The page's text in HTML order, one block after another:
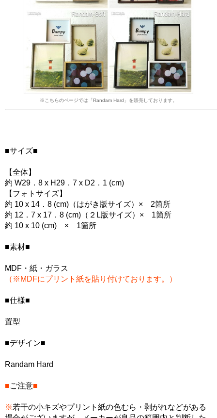
※こちらのページでは「Randam Hard」を販売しております。
■サイズ■
【全体】
約 W29．8 x H29．7 x D2．1 (cm)
【フォトサイズ】
約 10 x 14．8 (cm)（はがき版サイズ）× 2箇所
約 12．7 x 17．8 (cm)（２L版サイズ）× 1箇所
約 10 x 10 (cm) × 1箇所
■素材■
MDF・紙・ガラス
（※MDFにプリント紙を貼り付けております。）
■仕様■
置型
■デザイン■
Randam Hard
■ご注意■
※若干の小キズやプリント紙の色むら・剥がれなどがある